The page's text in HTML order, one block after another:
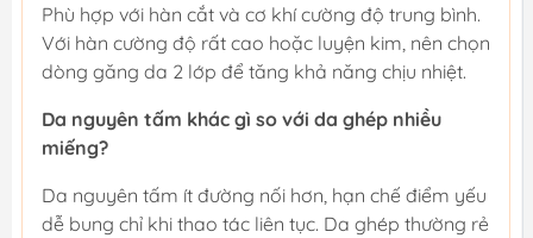
Phù hợp với hàn cắt và cơ khí cường độ trung bình.
Với hàn cường độ rất cao hoặc luyện kim, nên chọn
dòng găng da 2 lớp để tăng khả năng chịu nhiệt.
Da nguyên tấm khác gì so với da ghép nhiều
miếng?
Da nguyên tấm ít đường nối hơn, hạn chế điểm yếu
dễ bung chỉ khi thao tác liên tục. Da ghép thường rẻ